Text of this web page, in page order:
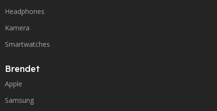
Headphones
Kamera
Smartwatches
Brendet
Apple
Samsung